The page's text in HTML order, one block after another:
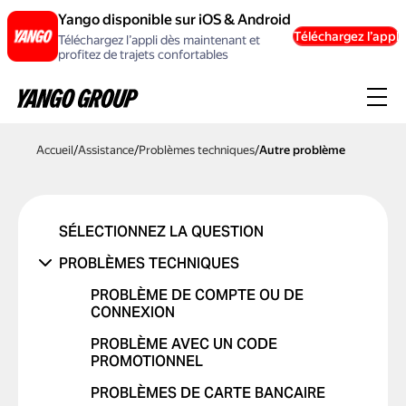
Yango disponible sur iOS & Android
Téléchargez l’appli dès maintenant et
profitez de trajets confortables
Téléchargez l’appli
Accueil/Assistance/Problèmes techniques/Autre problème
SÉLECTIONNEZ LA QUESTION
PROBLÈMES TECHNIQUES
PROBLÈME DE COMPTE OU DE
CONNEXION
PROBLÈME AVEC UN CODE
PROMOTIONNEL
PROBLÈMES DE CARTE BANCAIRE